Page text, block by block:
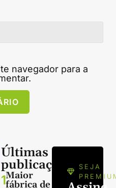
navegador para a
Últimas
publicações
1Maior
fábrica de
SEJA